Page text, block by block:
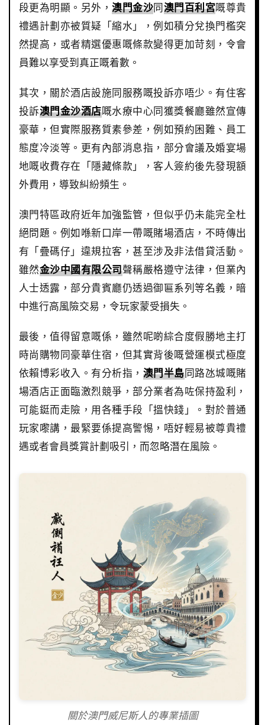
段更為明顯。另外，澳門金沙同澳門百利宮嘅尊貴
禮遇計劃亦被質疑「縮水」，例如積分兌換門檻突
然提高，或者精選優惠嘅條款變得更加苛刻，令會
員難以享受到真正嘅着數。
其次，關於酒店設施同服務嘅投訴亦唔少。有住客
投訴澳門金沙酒店嘅水療中心同獲獎餐廳雖然宣傳
豪華，但實際服務質素參差，例如預約困難、員工
態度冷淡等。更有內部消息指，部分會議及婚宴場
地嘅收費存在「隱藏條款」，客人簽約後先發現額
外費用，導致糾紛頻生。
澳門特區政府近年加強監管，但似乎仍未能完全杜
絕問題。例如喺新口岸一帶嘅賭場酒店，不時傳出
有「疊碼仔」違規拉客，甚至涉及非法借貸活動。
雖然金沙中國有限公司聲稱嚴格遵守法律，但業內
人士透露，部分貴賓廳仍透過御匾系列等名義，暗
中進行高風險交易，令玩家蒙受損失。
最後，值得留意嘅係，雖然呢啲綜合度假勝地主打
時尚購物同豪華住宿，但其實背後嘅營運模式極度
依賴博彩收入。有分析指， 澳門半島同路氹城嘅賭
場酒店正面臨激烈競爭，部分業者為咗保持盈利，
可能鋌而走險，用各種手段「搵快錢」。對於普通
玩家嚟講，最緊要係提高警惕，唔好輕易被尊貴禮
遇或者會員獎賞計劃吸引，而忽略潛在風險。
關於澳門威尼斯人的專業插圖